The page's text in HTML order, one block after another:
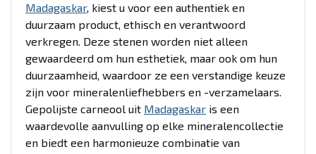
Madagaskar, kiest u voor een authentiek en
duurzaam product, ethisch en verantwoord
verkregen. Deze stenen worden niet alleen
gewaardeerd om hun esthetiek, maar ook om hun
duurzaamheid, waardoor ze een verstandige keuze
zijn voor mineralenliefhebbers en -verzamelaars.
Gepolijste carneool uit Madagaskar is een
waardevolle aanvulling op elke mineralencollectie
en biedt een harmonieuze combinatie van